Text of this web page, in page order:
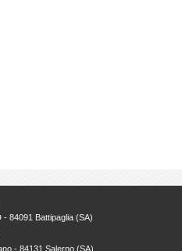
84091 Battipaglia (SA)
- 84131 Salerno (SA)